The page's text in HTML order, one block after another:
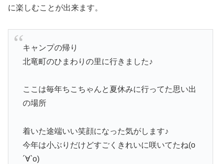
に楽しむことが出来ます。
キャンプの帰り
北竜町のひまわりの里に行きました♪
ここは毎年ちこちゃんと夏休みに行ってた思い出
の場所
着いた途端いい笑顔になった気がします♪
今年は小ぶりだけどすごくきれいに咲いてたね(о
´∀︎`о)